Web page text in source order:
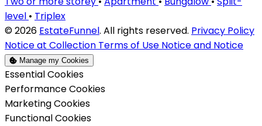
level • Triplex
© 2026 EstateFunnel. All rights reserved. Privacy Policy
Notice at Collection Terms of Use Notice and Notice
Manage my Cookies
Enable
Essential Cookies
Enable
Performance Cookies
Enable
Marketing Cookies
Enable
Functional Cookies